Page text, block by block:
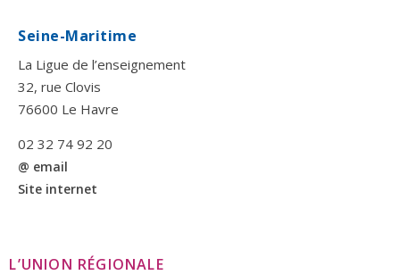
Seine-Maritime
La Ligue de l’enseignement
32, rue Clovis
76600 Le Havre
02 32 74 92 20
@ email
Site internet
L’UNION RÉGIONALE